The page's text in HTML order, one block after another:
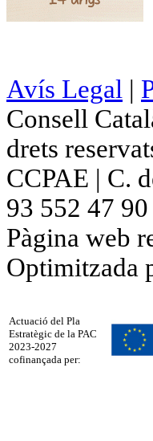
Avís Legal |
Consell
drets
CCPAE | C.
93 552 47 90
Pàgina web
Optimitzada
Actuació del Pla
Estratègic de la PAC
2023-2027
cofinançada per: